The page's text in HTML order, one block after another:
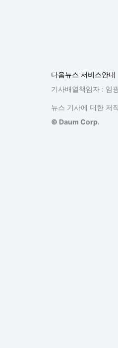
다음뉴스 서비스안내
기사배열책임자 : 임
뉴스 기사에 대한 저
© Daum Corp.